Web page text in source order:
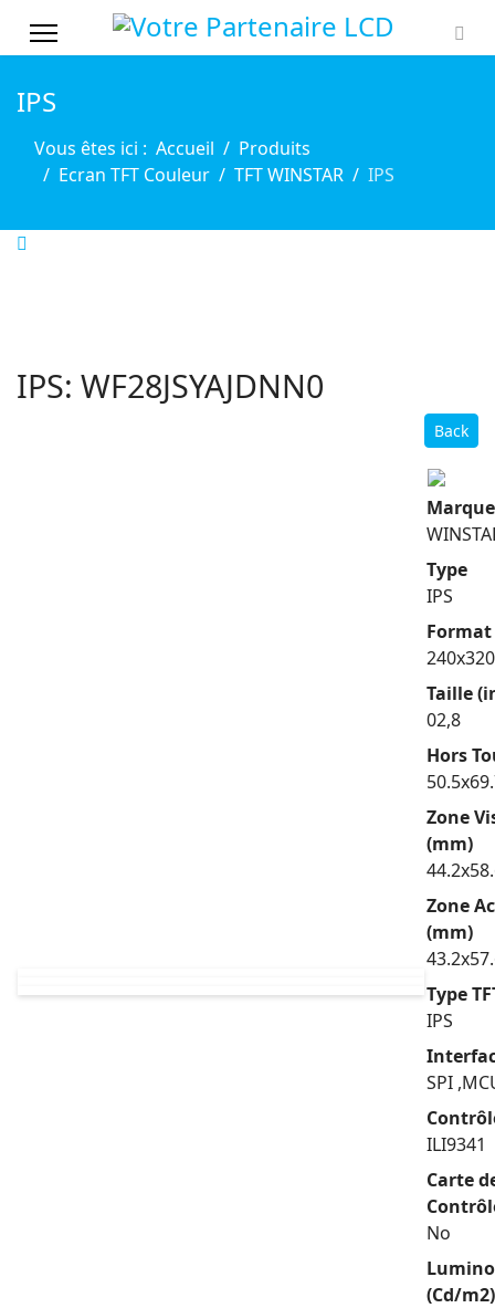
IPS
Vous êtes ici : Accueil
Produits
Ecran TFT Couleur
TFT WINSTAR IPS
IPS: WF28JSYAJDNN0
Back
Marque
Type
IPS
Format
240x320
Taille
02,8
Hors
Zone
(mm)
Zone
(mm)
Type
IPS
SPI
ILI9341
Carte
No
(Cd/m2)